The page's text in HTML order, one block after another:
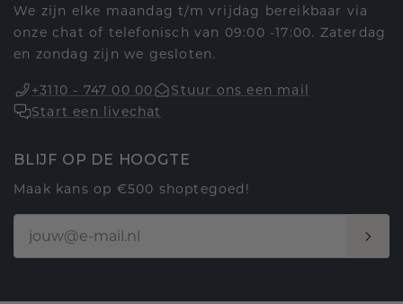
We zijn elke maandag t/m vrijdag bereikbaar via
onze chat of telefonisch van 09:00 -17:00. Zaterdag
en zondag zijn we gesloten.
+3110 - 747 00 00
Stuur ons een mail
Start een livechat
BLIJF OP DE HOOGTE
Maak kans op €500 shoptegoed!